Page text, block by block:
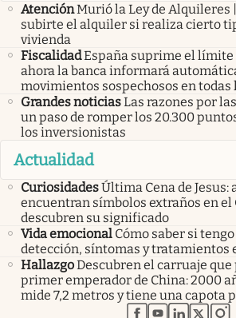
AtenciónMurió la Ley de Alquileres
subirte el alquiler si realiza cierto
vivienda
FiscalidadEspaña suprime el límite
ahora la banca informará
movimientos sospechosos en todas
Grandes noticiasLas razones por
un paso de romper los 20.300
los inversionistas
Actualidad
CuriosidadesÚltima Cena de Jesus:
encuentran símbolos extraños en el
descubren su significado
Vida emocional Cómo saber si
detección, síntomas y tratamientos
HallazgoDescubren el carruaje
primer emperador de China: 2000
mide 7,2 metros y tiene una capota
abre en nueva
abre enabre en
abre